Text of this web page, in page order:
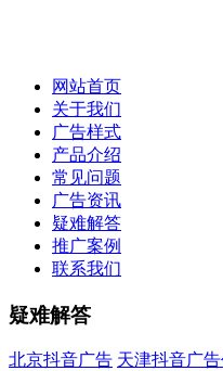
网站首页
关于我们
广告样式
产品介绍
常见问题
广告资讯
疑难解答
推广案例
联系我们
疑难解答
北京抖音广告 天津抖音广